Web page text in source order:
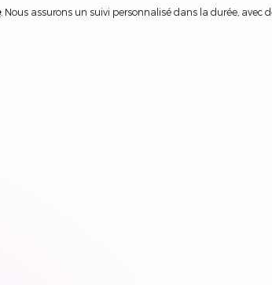
. Nous assurons un suivi personnalisé dans la durée,